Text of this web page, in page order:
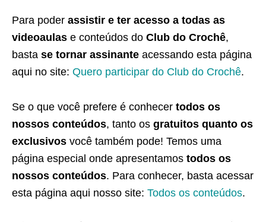
Para poder assistir e ter acesso a todas as
videoaulas e conteúdos do Club do Crochê,
basta se tornar assinante acessando esta página
aqui no site: Quero participar do Club do Crochê.
Se o que você prefere é conhecer todos os
nossos conteúdos, tanto os gratuitos quanto os
exclusivos você também pode! Temos uma
página especial onde apresentamos todos os
nossos conteúdos. Para conhecer, basta acessar
esta página aqui nosso site: Todos os conteúdos.